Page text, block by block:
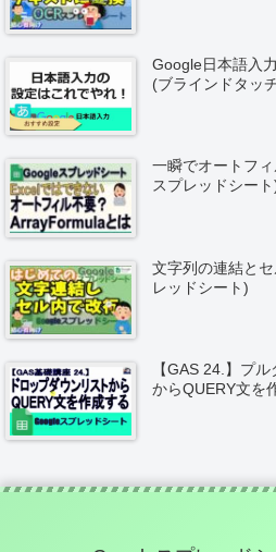
Google日本語入
(ブラインドタッ
一瞬でオートフ
スプレッドシート
文字列の連結と
レッドシート)
【GAS 24.】プ
からQUERY文を